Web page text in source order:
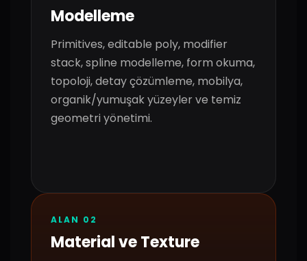
Modelleme
Primitives, editable poly, modifier
stack, spline modelleme, form okuma,
topoloji, detay çözümleme, mobilya,
organik/yumuşak yüzeyler ve temiz
geometri yönetimi.
ALAN 02
Material ve Texture